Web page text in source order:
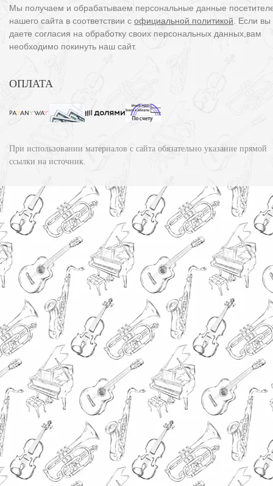
Мы получаем и обрабатываем персональные данные
нашего сайта в соответствии с официальной политикой . Если
даете согласия на обработку своих персональных данных,вам
необходимо покинуть наш сайт.
ОПЛАТА
При использовании материалов с сайта обязательно указание прямой
ссылки на источник.